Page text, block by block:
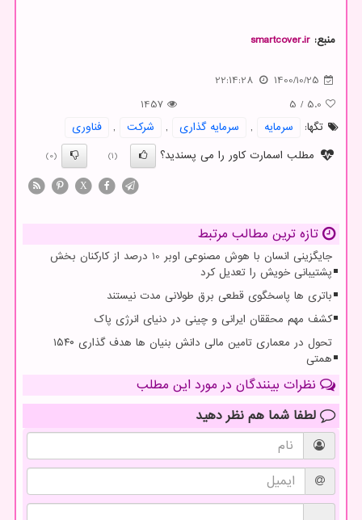
منبع: smartcover.ir
1400/10/25
22:14:28
5.0
/
5
1457
تگها:
سرمایه , سرمایه گذاری , شركت ,
فناوری
مطلب اسمارت کاور را می پسندید؟
(1)
(0)
X
تازه ترین مطالب مرتبط
جایگزینی انسان با هوش مصنوعی اوبر 10 درصد از کارکنان بخش
پشتیبانی خویش را تعدیل کرد
باتری ها پاسخگوی قطعی برق طولانی مدت نیستند
کشف مهم محققان ایرانی و چینی در دنیای انرژی پاک
تحول در معماری تامین مالی دانش بنیان ها هدف گذاری ۱۵۴۰
همتی
نظرات بینندگان در مورد این مطلب
لطفا شما هم نظر دهید